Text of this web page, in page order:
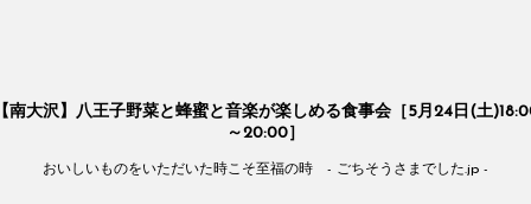
南大沢】八王子野菜と蜂蜜と音楽が楽しめる食事会［5月24日(土
～20:00］
おいしいものをいただいた時こそ至福の時 - ごちそうさまでした.jp -